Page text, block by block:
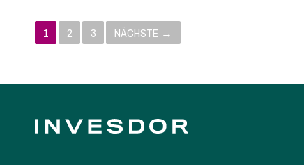
P
s
t
1 2 3 NÄCHSTE →